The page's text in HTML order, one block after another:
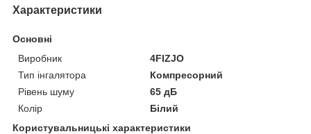
Характеристики
Основні
Виробник
4FIZJO
Тип інгалятора
Компресорний
Рівень шуму
65 дБ
Колір
Білий
Користувальницькі характеристики